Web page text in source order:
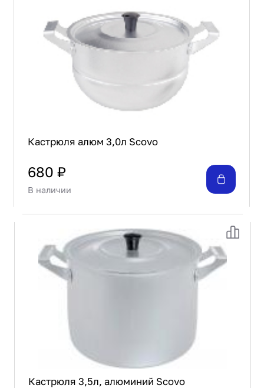
Кастрюля алюм 3,0л Scovo
680 ₽
В наличии
Кастрюля 3,5л, алюминий Scovo